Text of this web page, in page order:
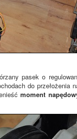
pasek o
do przełożenia
moment